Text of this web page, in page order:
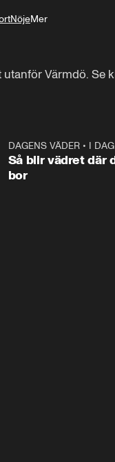
NöjeMer
Värmdö. Se
DAGENS VÄDER• I
Så blir vädret där
bor